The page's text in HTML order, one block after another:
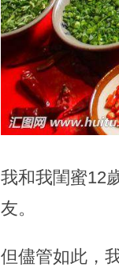
我和我閨蜜12
友。
但儘管如此，